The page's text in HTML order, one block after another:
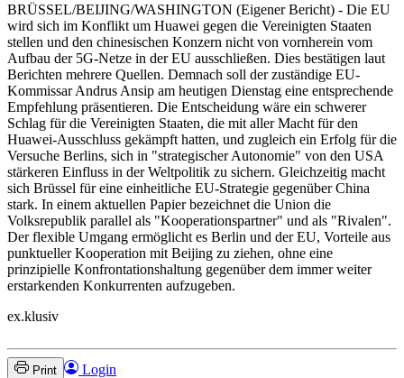
BRÜSSEL/BEIJING/WASHINGTON (Eigener Bericht) - Die EU
wird sich im Konflikt um Huawei gegen die Vereinigten Staaten
stellen und den chinesischen Konzern nicht von vornherein vom
Aufbau der 5G-Netze in der EU ausschließen. Dies bestätigen laut
Berichten mehrere Quellen. Demnach soll der zuständige EU-
Kommissar Andrus Ansip am heutigen Dienstag eine entsprechende
Empfehlung präsentieren. Die Entscheidung wäre ein schwerer
Schlag für die Vereinigten Staaten, die mit aller Macht für den
Huawei-Ausschluss gekämpft hatten, und zugleich ein Erfolg für die
Versuche Berlins, sich in "strategischer Autonomie" von den USA
stärkeren Einfluss in der Weltpolitik zu sichern. Gleichzeitig macht
sich Brüssel für eine einheitliche EU-Strategie gegenüber China
stark. In einem aktuellen Papier bezeichnet die Union die
Volksrepublik parallel als "Kooperationspartner" und als "Rivalen".
Der flexible Umgang ermöglicht es Berlin und der EU, Vorteile aus
punktueller Kooperation mit Beijing zu ziehen, ohne eine
prinzipielle Konfrontationshaltung gegenüber dem immer weiter
erstarkenden Konkurrenten aufzugeben.
ex.klusiv
Print Login